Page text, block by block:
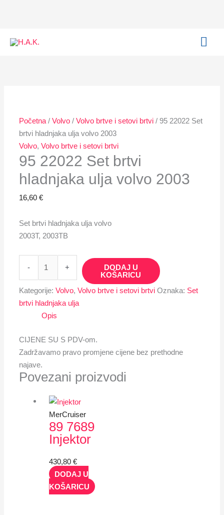
Početna /Volvo /Volvo brtve i setovi brtvi / 95 22022 Set
brtvi hladnjaka ulja volvo 2003
Volvo,Volvo brtve i setovi brtvi
95 22022 Set brtvi
hladnjaka ulja volvo 2003
16,60€
Set brtvi hladnjaka ulja volvo
2003T, 2003TB
-
ulja
volvo
2003
količina
+
DODAJ U
KOŠARICU
Kategorije:Volvo,Volvo brtve i setovi brtvi Oznaka: Set
brtvi hladnjaka ulja
Opis
CIJENE SU S PDV-om.
Zadržavamo pravo promjene cijene bez prethodne
najave.
Povezani proizvodi
MerCruiser
89 7689
Injektor
430,80€
DODAJ U
KOŠARICU
20,00 €
Opcije
se
mogu
odabrati
na
stranici